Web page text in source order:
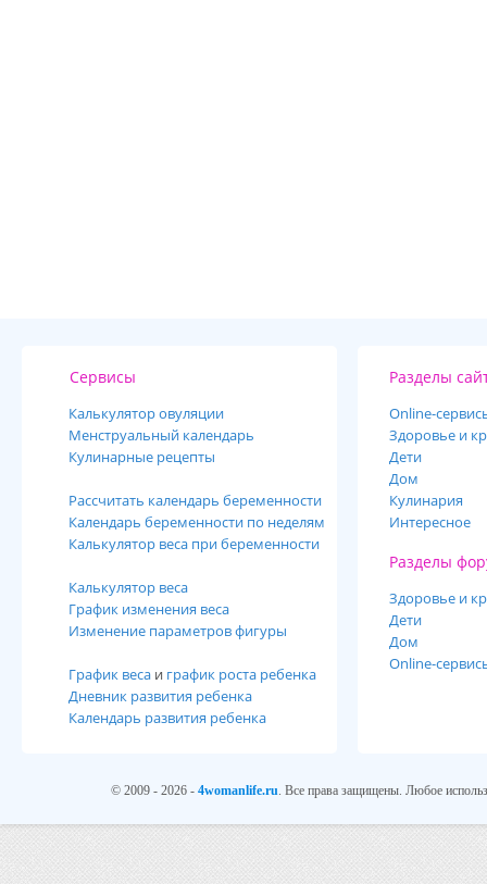
Сервисы
Калькулятор овуляции
Менструальный календарь
Кулинарные рецепты
Рассчитать календарь беременности
Календарь беременности по неделям
Калькулятор веса при беременности
Калькулятор веса
График изменения веса
Изменение параметров фигуры
График весаи график роста ребенка
Дневник развития ребенка
Календарь развития ребенка
Разделы
Online-
Здоровье и
Дети
Дом
Кулинария
Интересное
Разделы
Здоровье и
Дети
Дом
Online-
© 2009 - 2026 - 4womanlife.ru. Все права защищены. Любое